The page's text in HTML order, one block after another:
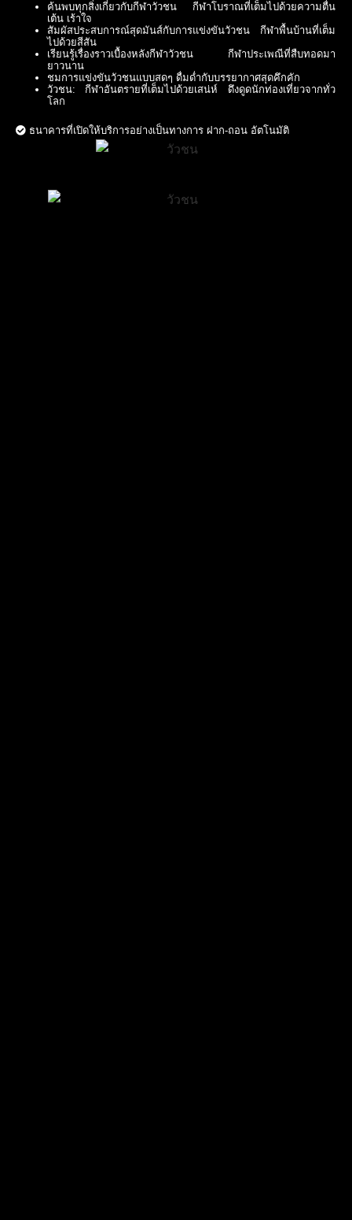
ค้นพบทุกสิ่งเกี่ยวกับกีฬาวัวชน กีฬาโบราณที่เต็มไปด้วยความตื่น
เต้น เร้าใจ
สัมผัสประสบการณ์สุดมันส์กับการแข่งขันวัวชน กีฬาพื้นบ้านที่เต็ม
ไปด้วยสีสัน
เรียนรู้เรื่องราวเบื้องหลังกีฬาวัวชน กีฬาประเพณีที่สืบทอดมา
ยาวนาน
ชมการแข่งขันวัวชนแบบสดๆ ดื่มด่ำกับบรรยากาศสุดคึกคัก
วัวชน: กีฬาอันตรายที่เต็มไปด้วยเสน่ห์ ดึงดูดนักท่องเที่ยวจากทั่ว
โลก
ธนาคารที่เปิดให้บริการอย่างเป็นทางการ ฝาก-ถอน อัตโนมัติ